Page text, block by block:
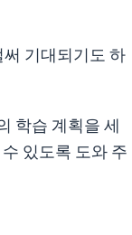
기대되기도 하
학습 계획을 세
있도록 도와 주